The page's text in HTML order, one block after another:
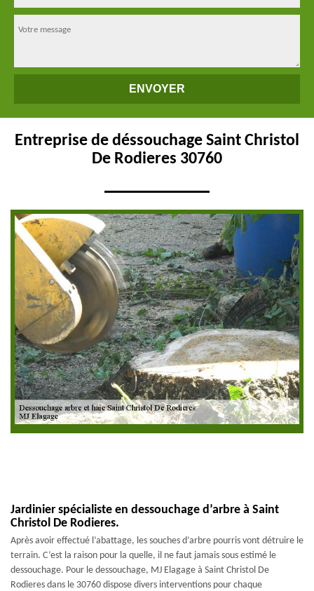
Entreprise de déssouchage Saint Christol
De Rodieres 30760
Jardinier spécialiste en dessouchage d’arbre à Saint
Christol De Rodieres.
Après avoir effectué l’abattage, les souches d’arbre pourris vont détruire le
terrain. C’est la raison pour la quelle, il ne faut jamais sous estimé le
dessouchage. Pour le dessouchage, MJ Elagage à Saint Christol De
Rodieres dans le 30760 dispose divers interventions pour chaque